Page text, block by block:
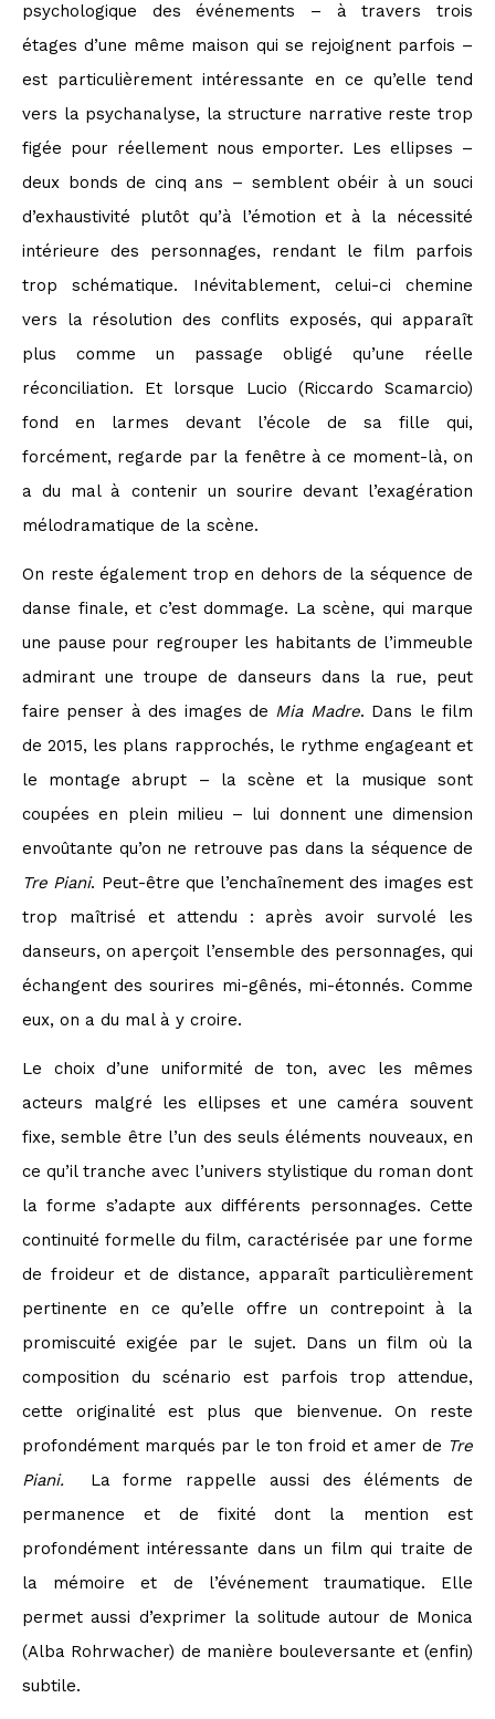
psychologique des événements – à travers trois
étages d’une même maison qui se rejoignent parfois –
est particulièrement intéressante en ce qu’elle tend
vers la psychanalyse, la structure narrative reste trop
figée pour réellement nous emporter. Les ellipses –
deux bonds de cinq ans – semblent obéir à un souci
d’exhaustivité plutôt qu’à l’émotion et à la nécessité
intérieure des personnages, rendant le film parfois
trop schématique. Inévitablement, celui-ci chemine
vers la résolution des conflits exposés, qui apparaît
plus comme un passage obligé qu’une réelle
réconciliation. Et lorsque Lucio (Riccardo Scamarcio)
fond en larmes devant l’école de sa fille qui,
forcément, regarde par la fenêtre à ce moment-là, on
a du mal à contenir un sourire devant l’exagération
mélodramatique de la scène.
On reste également trop en dehors de la séquence de
danse finale, et c’est dommage. La scène, qui marque
une pause pour regrouper les habitants de l’immeuble
admirant une troupe de danseurs dans la rue, peut
faire penser à des images de Mia Madre. Dans le film
de 2015, les plans rapprochés, le rythme engageant et
le montage abrupt – la scène et la musique sont
coupées en plein milieu – lui donnent une dimension
envoûtante qu’on ne retrouve pas dans la séquence de
Tre Piani. Peut-être que l’enchaînement des images est
trop maîtrisé et attendu : après avoir survolé les
danseurs, on aperçoit l’ensemble des personnages, qui
échangent des sourires mi-gênés, mi-étonnés. Comme
eux, on a du mal à y croire.
Le choix d’une uniformité de ton, avec les mêmes
acteurs malgré les ellipses et une caméra souvent
fixe, semble être l’un des seuls éléments nouveaux, en
ce qu’il tranche avec l’univers stylistique du roman dont
la forme s’adapte aux différents personnages. Cette
continuité formelle du film, caractérisée par une forme
de froideur et de distance, apparaît particulièrement
pertinente en ce qu’elle offre un contrepoint à la
promiscuité exigée par le sujet. Dans un film où la
composition du scénario est parfois trop attendue,
cette originalité est plus que bienvenue. On reste
profondément marqués par le ton froid et amer de Tre
Piani. La forme rappelle aussi des éléments de
permanence et de fixité dont la mention est
profondément intéressante dans un film qui traite de
la mémoire et de l’événement traumatique. Elle
permet aussi d’exprimer la solitude autour de Monica
(Alba Rohrwacher) de manière bouleversante et (enfin)
subtile.